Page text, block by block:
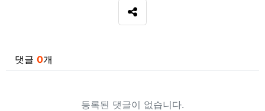
SNS 공유
댓글 0개
등록된 댓글이 없습니다.